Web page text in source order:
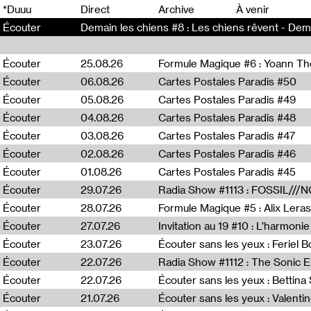
*Duuu Direct Archive
À venir
Écouter
Demain les chiens #8 : Les chiens rêvent -
Écouter 25.08.26
Formule Magique #6 : Yoann
Écouter
06.08.26
Cartes Postales Paradis #50
Écouter
05.08.26
Cartes Postales Paradis #49
Écouter
04.08.26
Cartes Postales Paradis #48
Écouter
03.08.26
Cartes Postales Paradis #47
Écouter
02.08.26
Cartes Postales Paradis #46
Écouter
01.08.26
Cartes Postales Paradis #45
Écouter
29.07.26
Écouter
28.07.26
Formule Magique #5 : Alix
Écouter
27.07.26
Invitation au 19 #10 :
Écouter
23.07.26
Écouter sans les yeux : Feriel
Écouter
22.07.26
Écouter
22.07.26
Écouter sans les yeux : Bettina
Écouter
21.07.26
Écouter sans les yeux :